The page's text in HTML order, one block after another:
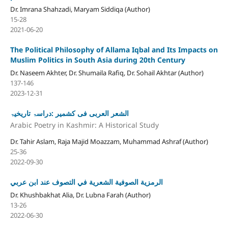
Dr. Imrana Shahzadi, Maryam Siddiqa (Author)
15-28
2021-06-20
The Political Philosophy of Allama Iqbal and Its Impacts on
Muslim Politics in South Asia during 20th Century
Dr. Naseem Akhter, Dr. Shumaila Rafiq, Dr. Sohail Akhtar (Author)
137-146
2023-12-31
الشعر العربی فی کشمیر :دراسۃ تاریخیۃ
Arabic Poetry in Kashmir: A Historical Study
Dr. Tahir Aslam, Raja Majid Moazzam, Muhammad Ashraf (Author)
25-36
2022-09-30
الرمزية الصوفية الشعرية في التصوف عند ابن عربي
Dr. Khushbakhat Alia, Dr. Lubna Farah (Author)
13-26
2022-06-30